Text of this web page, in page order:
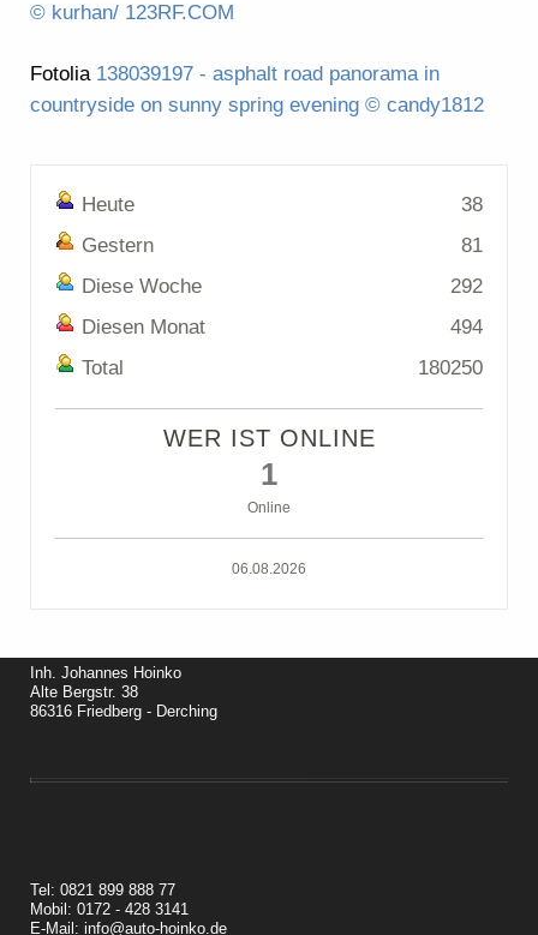
© kurhan/ 123RF.COM
Fotolia 138039197 - asphalt road panorama in
countryside on sunny spring evening © candy1812
Heute
38
Gestern
81
Diese Woche
292
Diesen Monat
494
Total
180250
WER IST ONLINE
1
Online
06.08.2026
Inh. Johannes Hoinko
Alte Bergstr. 38
86316 Friedberg - Derching
Tel: 0821 899 888 77
Mobil: 0172 - 428 3141
E-Mail: info@auto-hoinko.de